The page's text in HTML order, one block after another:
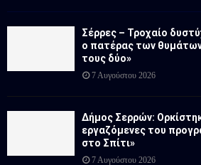
Σέρρες – Τροχαίο
ο πατέρας των
τους δύο»
7 Αυγούστου 2026
Δήμος Σερρών:
εργαζόμενες του
στο Σπίτι»
7 Αυγούστου 2026